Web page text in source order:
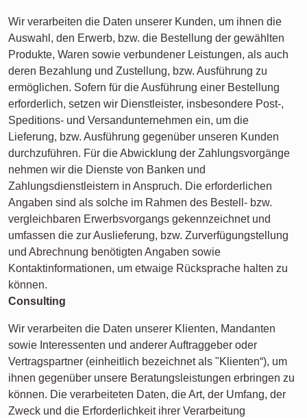
Wir verarbeiten die Daten unserer Kunden, um ihnen die
Auswahl, den Erwerb, bzw. die Bestellung der gewählten
Produkte, Waren sowie verbundener Leistungen, als auch
deren Bezahlung und Zustellung, bzw. Ausführung zu
ermöglichen. Sofern für die Ausführung einer Bestellung
erforderlich, setzen wir Dienstleister, insbesondere Post-,
Speditions- und Versandunternehmen ein, um die
Lieferung, bzw. Ausführung gegenüber unseren Kunden
durchzuführen. Für die Abwicklung der Zahlungsvorgänge
nehmen wir die Dienste von Banken und
Zahlungsdienstleistern in Anspruch. Die erforderlichen
Angaben sind als solche im Rahmen des Bestell- bzw.
vergleichbaren Erwerbsvorgangs gekennzeichnet und
umfassen die zur Auslieferung, bzw. Zurverfügungstellung
und Abrechnung benötigten Angaben sowie
Kontaktinformationen, um etwaige Rücksprache halten zu
können.
Consulting
Wir verarbeiten die Daten unserer Klienten, Mandanten
sowie Interessenten und anderer Auftraggeber oder
Vertragspartner (einheitlich bezeichnet als "Klienten“), um
ihnen gegenüber unsere Beratungsleistungen erbringen zu
können. Die verarbeiteten Daten, die Art, der Umfang, der
Zweck und die Erforderlichkeit ihrer Verarbeitung